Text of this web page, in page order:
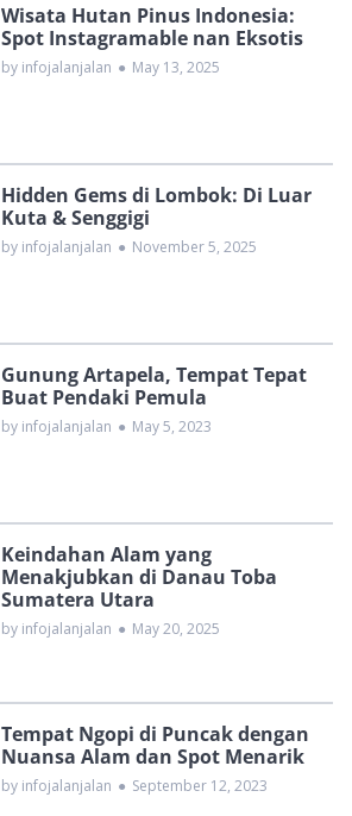
Wisata Hutan Pinus Indonesia:
Spot Instagramable nan Eksotis
by infojalanjalan ● May 13, 2025
Hidden Gems di Lombok: Di Luar
Kuta & Senggigi
by infojalanjalan ● November 5, 2025
Gunung Artapela, Tempat Tepat
Buat Pendaki Pemula
by infojalanjalan ● May 5, 2023
Keindahan Alam yang
Menakjubkan di Danau Toba
Sumatera Utara
by infojalanjalan ● May 20, 2025
Tempat Ngopi di Puncak dengan
Nuansa Alam dan Spot Menarik
by infojalanjalan ● September 12, 2023